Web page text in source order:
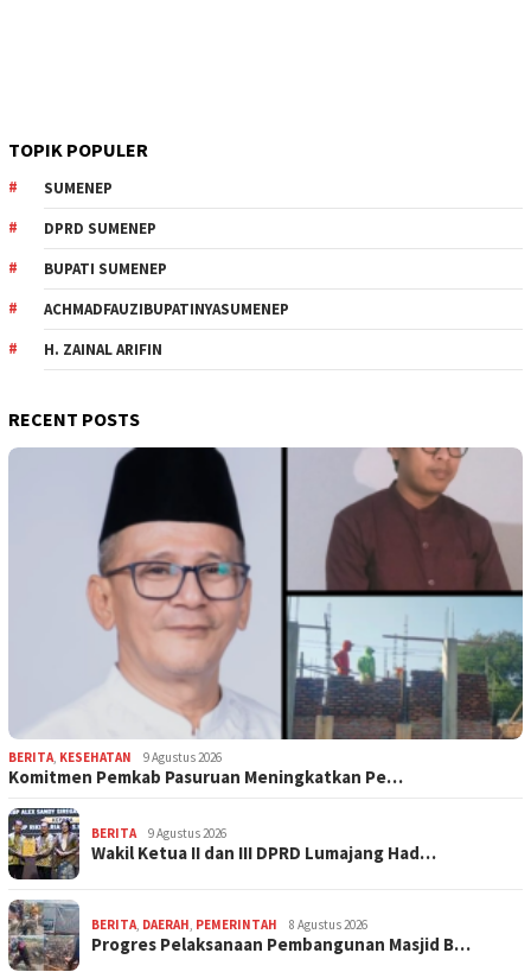
TOPIK POPULER
SUMENEP
DPRD SUMENEP
BUPATI SUMENEP
ACHMADFAUZIBUPATINYASUMENEP
H. ZAINAL ARIFIN
RECENT POSTS
BERITA, KESEHATAN 9 Agustus 2026
Komitmen Pemkab Pasuruan Meningkatkan Pe…
BERITA 9 Agustus 2026
Wakil Ketua II dan III DPRD Lumajang Had…
BERITA, DAERAH, PEMERINTAH 8 Agustus 2026
Progres Pelaksanaan Pembangunan Masjid B…